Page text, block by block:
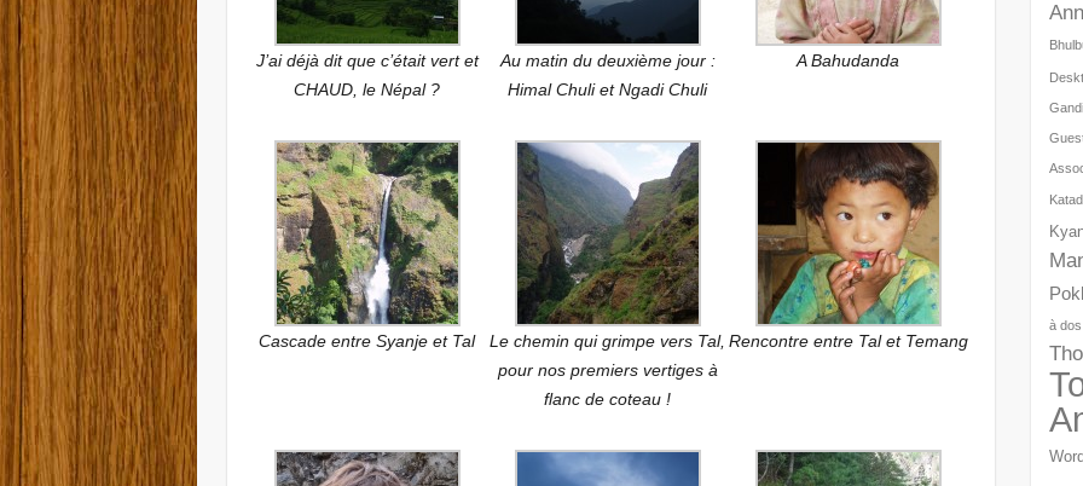
J’ai déjà dit que c’était vert et
CHAUD, le Népal ?
Au matin du deuxième jour :
Himal Chuli et Ngadi Chuli
A Bahudanda
Cascade entre Syanje et Tal
Le chemin qui grimpe vers Tal,
pour nos premiers vertiges à
flanc de coteau !
Rencontre entre Tal et Temang
Gandi
à dos